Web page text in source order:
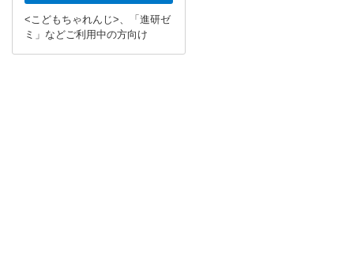
<こどもちゃれんじ>、「進研ゼ
ミ」などご利用中の方向け